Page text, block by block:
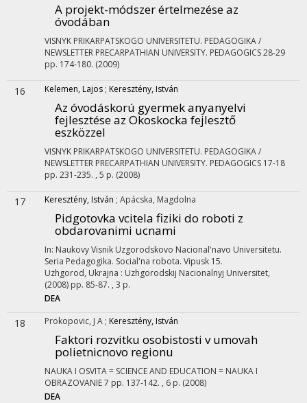
A projekt-módszer értelmezése az
óvodában
VISNYK PRIKARPATSKOGO UNIVERSITETU. PEDAGOGIKA /
NEWSLETTER PRECARPATHIAN UNIVERSITY. PEDAGOGICS28-29
pp. 174-180. (2009)
16 Kelemen, Lajos ; Keresztény, István
Az óvodáskorú gyermek anyanyelvi
fejlesztése az Okoskocka fejlesztő
eszközzel
VISNYK PRIKARPATSKOGO UNIVERSITETU. PEDAGOGIKA /
NEWSLETTER PRECARPATHIAN UNIVERSITY. PEDAGOGICS 17-18
pp. 231-235. , 5 p. (2008)
17 Keresztény, István ; Apácska, Magdolna
Pidgotovka vcitela fiziki do roboti z
obdarovanimi ucnami
In: Naukovy Visnik Uzgorodskovo Nacional'navo Universitetu.
Seria Pedagogika. Social'na robota. Vipusk 15.
Uzhgorod, Ukrajna : Uzhgorodskij Nacionalnyj Universitet,
(2008) pp. 85-87. , 3 p.
DEA
18 Prokopovic, J A ; Keresztény, István
Faktori rozvitku osobistosti v umovah
polietnicnovo regionu
NAUKA I OSVITA = SCIENCE AND EDUCATION = NAUKA I
OBRAZOVANIE7 pp. 137-142. , 6 p. (2008)
DEA